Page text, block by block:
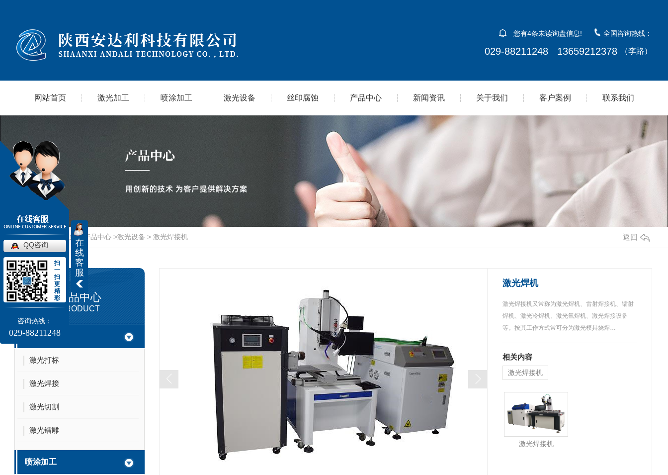
您有4条未读询盘信息! 全国咨询热线：
029-88211248 13659212378 （李路）
网站首页 激光加工 喷涂加工 激光设备 丝印腐蚀 产品中心 新闻资讯 关于我们 客户案例 联系我们
当前位置： 首页> 产品中心 >激光设备 > 激光焊接机 返回
产品中心
PRODUCT
激光加工
激光打标
激光焊接
激光切割
激光镭雕
喷涂加工
激光焊机
激光焊接机又常称为激光焊机、雷射焊接机、镭射
焊机、激光冷焊机、激光氩焊机、激光焊接设备
等。按其工作方式常可分为激光模具烧焊…
相关内容
激光焊接机
激光焊接机
在
线
客
服
QQ咨询
扫
一
扫
更
精
彩
咨询热线：
029-88211248